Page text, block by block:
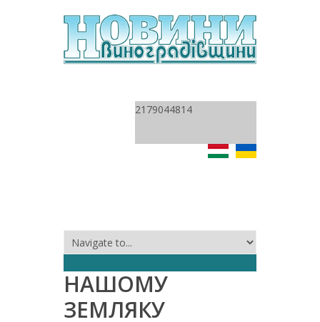
2179044814
НАШОМУ
ЗЕМЛЯКУ